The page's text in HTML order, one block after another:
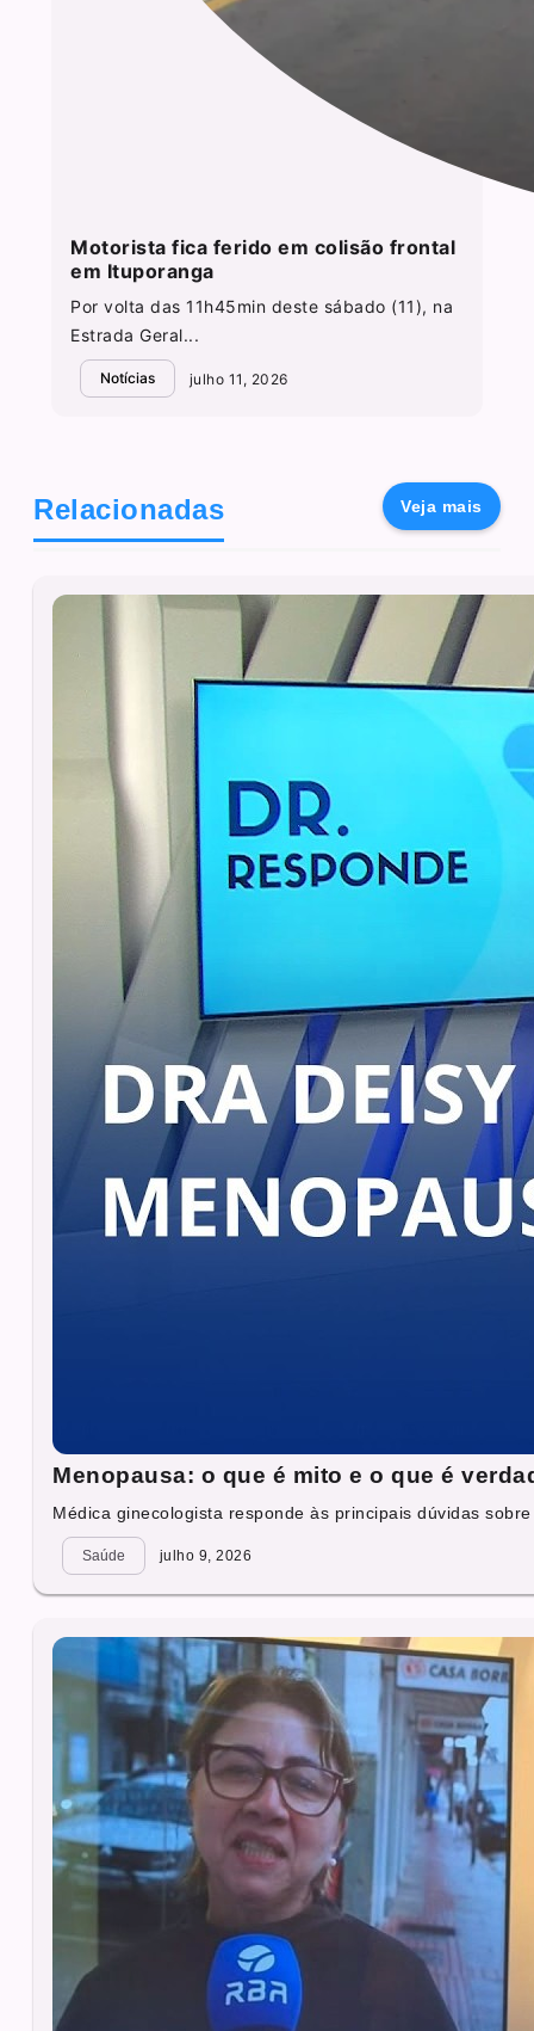
Motorista fica ferido em colisão frontal
em Ituporanga
Por volta das 11h45min deste sábado (11), na
Estrada Geral...
Notícias julho 11, 2026
Relacionadas Veja mais
Menopausa: o que é mito e o que é
Médica ginecologista responde às principais dúvidas
Saúde julho 9, 2026